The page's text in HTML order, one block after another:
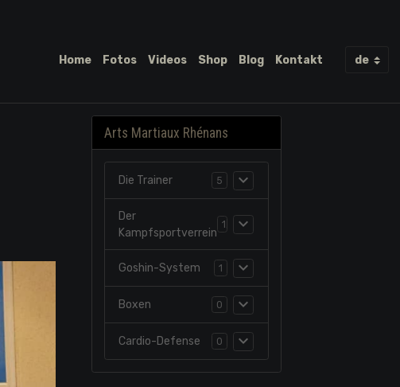
Home Fotos Videos Shop Blog Kontakt
Arts Martiaux Rhénans
Die Trainer 5
Der
Kampfsportverrein
Goshin-System 1
Boxen 0
Cardio-Defense 0